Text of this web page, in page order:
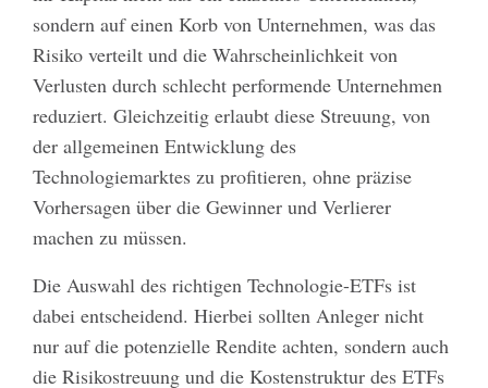
sondern auf einen Korb von Unternehmen, was das
Risiko verteilt und die Wahrscheinlichkeit von
Verlusten durch schlecht performende Unternehmen
reduziert. Gleichzeitig erlaubt diese Streuung, von
der allgemeinen Entwicklung des
Technologiemarktes zu profitieren, ohne präzise
Vorhersagen über die Gewinner und Verlierer
machen zu müssen.
Die Auswahl des richtigen Technologie-ETFs ist
dabei entscheidend. Hierbei sollten Anleger nicht
nur auf die potenzielle Rendite achten, sondern auch
die Risikostreuung und die Kostenstruktur des ETFs